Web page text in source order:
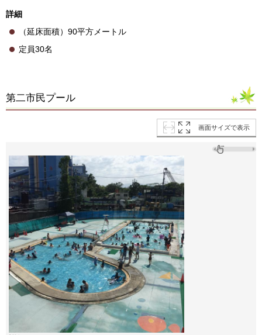
詳細
（延床面積）90平方メートル
定員30名
第二市民プール
画面サイズで表示